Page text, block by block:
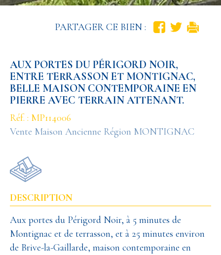
PARTAGER CE BIEN :
AUX PORTES DU PÉRIGORD NOIR,
ENTRE TERRASSON ET MONTIGNAC,
BELLE MAISON CONTEMPORAINE EN
PIERRE AVEC TERRAIN ATTENANT.
Réf. : MP114006
Vente Maison Ancienne Région MONTIGNAC
DESCRIPTION
Aux portes du Périgord Noir, à 5 minutes de
Montignac et de terrasson, et à 25 minutes environ
de Brive-la-Gaillarde, maison contemporaine en